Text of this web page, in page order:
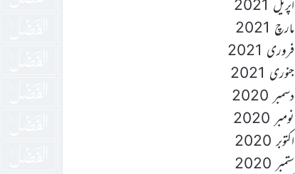
اپریل 2021
مارچ 2021
فروری 2021
جنوری 2021
دسمبر 2020
نومبر 2020
اکتوبر 2020
ستمبر 2020